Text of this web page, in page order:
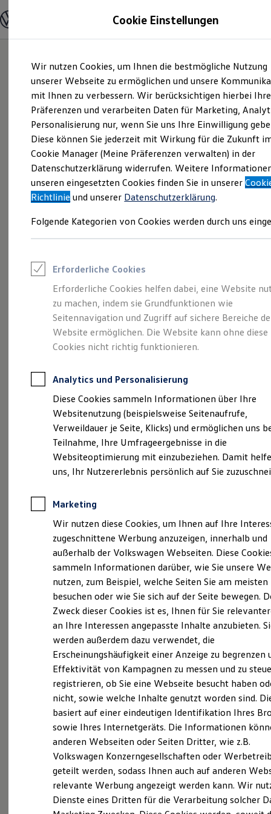
Hauptinhalt
springen
Footer
springen
Modelle und Konfigurator
Modelle vergleichen
Elektroautos
ENERGY Sondermodelle
Nutzfahrzeuge
SUV und CUV
Familienautos
Kombis
Kompaktwagen
Sportwagen
Schnell verfügbare Fahrzeuge
Angebote und Produkte
Aktuelle Angebote
E-Auto-Förderung
Volkswagen Marktplatz
Junge Gebrauchtwagen und Gebrauchtwagen
Saisonangebote
Leasing
Leasing-Angebote
Gebrauchtwagen Leasing
Junge Gebrauchtwagen-Leasing
Elektroauto Leasing
Kleinwagen-Leasing
Leasing ohne Anzahlung
Autokredit mit Schlussrate
Versicherungen und Garantien
Kfz-Versicherung
Restschuldversicherungen
Garantien
Wartungsverträge
Geschäftskunden
Professional Class bei Volkswagen
Großkunden
Behörden
Anpfiff zum Gewinn
Elektroautos
ID. Tutorials
Elektrofahrzeugkonzepte
Reichweite
Reichweite der ID. Modelle
Reichweite im Winter
Laden
Laden unterwegs
Laden Zuhause
Ladezeitensimulator
Batterie
Sicherheit
Garantie und Lebensdauer
Nachhaltigkeit
Technologie
Kosten und Kauf
Verbrauchskosten
Kaufoptionen
E-Auto-Förderung
Software und Konnektivität
Die ID. Software 6
ID. Software Versionen und Updates
Digitale Extras
Schnittstellen zu Ihrem ID.
Volkswagen Economy
Service Rabattaktion
Impressum & Rechtliches)
Was ist der Economy Service
und wer kann ihn nutzen?
Ältere Volkswagen haben einen anderen
Servicebedarf als neue Fahrzeuge. Der Economy
Service ist speziell für Volkswagen Modelle
entwickelt worden, die älter als vier Jahre sind. Er
bietet Ihnen ein vielfältiges Leistungsspektrum mit
zeitwertgerechtem Service und hoher
Ersatzteilqualität. Die Leistungen sind durch
Fachwissen, Volkswagen Teile und langjährige
Erfahrung genau auf Ihr Fahrzeug abgestimmt und
decken nahezu alle Services ab. Die Preise sind
Cookie Einstellungen
Wir nutzen Cookies, um Ihnen die bestmögliche Nutzung
unserer Webseite zu ermöglichen und unsere
mit Ihnen zu verbessern. Wir berücksichtigen hierbei Ihre
Präferenzen und verarbeiten Daten für Marketing,
Personalisierung nur, wenn Sie uns Ihre Einwilligung
Diese können Sie jederzeit mit Wirkung für die Zukunft
Cookie Manager (Meine Präferenzen verwalten) in der
Datenschutzerklärung widerrufen. Weitere
unseren eingesetzten Cookies finden Sie in unserer
Richtlinie und unserer Datenschutzerklärung.
Folgende Kategorien von Cookies werden durch uns
Erforderliche Cookies
Erforderliche Cookies helfen dabei, eine Website
zu machen, indem sie Grundfunktionen wie
Seitennavigation und Zugriff auf sichere Bereiche
Website ermöglichen. Die Website kann ohne diese
Cookies nicht richtig funktionieren.
Analytics und Personalisierung
Diese Cookies sammeln Informationen über Ihre
Websitenutzung (beispielsweise Seitenaufrufe,
Verweildauer je Seite, Klicks) und ermöglichen uns
Teilnahme, Ihre Umfrageergebnisse in die
Websiteoptimierung mit einzubeziehen. Damit
uns, Ihr Nutzererlebnis persönlich auf Sie
Marketing
Wir nutzen diese Cookies, um Ihnen auf Ihre
zugeschnittene Werbung anzuzeigen, innerhalb und
außerhalb der Volkswagen Webseiten. Diese
sammeln Informationen darüber, wie Sie unsere
nutzen, zum Beispiel, welche Seiten Sie am meisten
besuchen oder wie Sie sich auf der Seite bewegen.
Zweck dieser Cookies ist es, Ihnen für Sie
an Ihre Interessen angepasste Inhalte anzubieten.
werden außerdem dazu verwendet, die
Erscheinungshäufigkeit einer Anzeige zu begrenzen
Effektivität von Kampagnen zu messen und zu
registrieren, ob Sie eine Webseite besucht haben
nicht, sowie welche Inhalte genutzt worden sind.
basiert auf einer eindeutigen Identifikation Ihres
sowie Ihres Internetgeräts. Die Informationen
anderen Webseiten oder Seiten Dritter, wie z.B.
Volkswagen Konzerngesellschaften oder
geteilt werden, sodass Ihnen auch auf anderen
relevante Werbung angezeigt werden kann. Wir
Dienste eines Dritten für die Verarbeitung solcher